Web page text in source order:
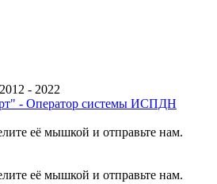
- 2022
- Оператор системы ИСПДН